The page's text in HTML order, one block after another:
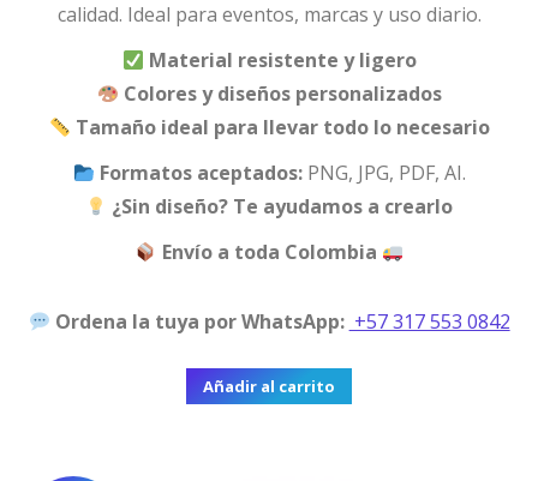
calidad. Ideal para eventos, marcas y uso diario.
Material resistente y ligero
Colores y diseños personalizados
Tamaño ideal para llevar todo lo necesario
Formatos aceptados:PNG, JPG, PDF, AI.
¿Sin diseño? Te ayudamos a crearlo
Envío a toda Colombia
Ordena la tuya por WhatsApp: +57 317 553 0842
Añadir al carrito